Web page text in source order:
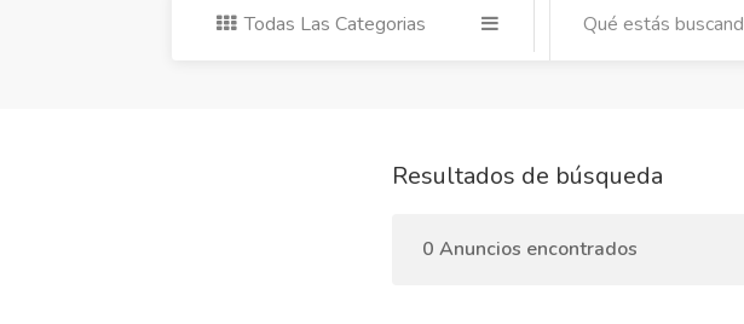
Todas Las Categorias
Resultados de búsqueda
0 Anuncios encontrados